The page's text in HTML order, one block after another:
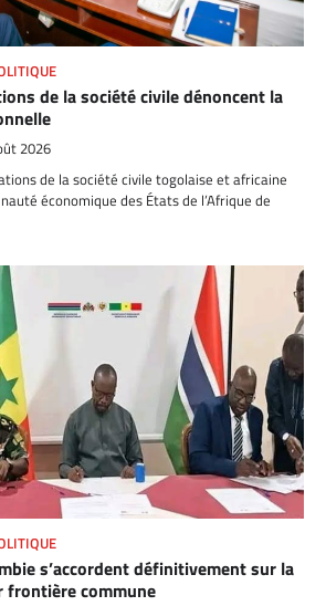
de la société civile dénoncent la
2026
de la société civile togolaise et africaine
économique des États de l’Afrique de
s’accordent définitivement sur la
commune